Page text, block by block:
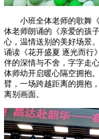
小班全体老师的歌舞
体老师朗诵的《亲爱的孩
心，温情送别的美好场景
诵读《花开盛夏 逐光而行
伴的深情与不舍，字字走
体师幼开启暖心隔空拥抱
臂，一场跨越距离的拥抱
离别画面。